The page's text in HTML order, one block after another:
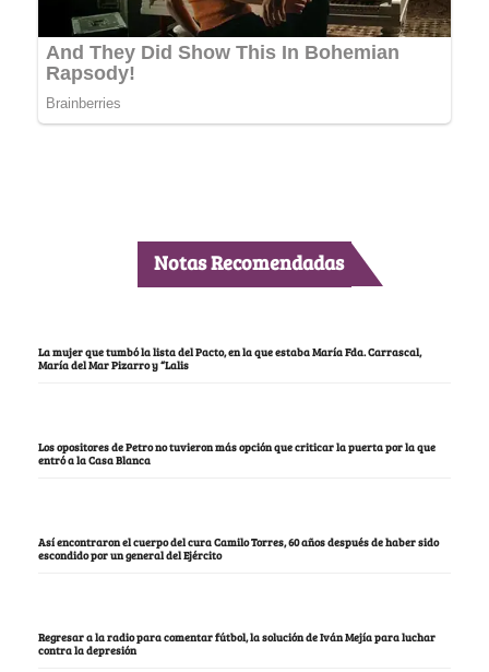
Notas Recomendadas
La mujer que tumbó la lista del Pacto, en la que estaba María Fda. Carrascal,
María del Mar Pizarro y “Lalis
Los opositores de Petro no tuvieron más opción que criticar la puerta por la que
entró a la Casa Blanca
Así encontraron el cuerpo del cura Camilo Torres, 60 años después de haber sido
escondido por un general del Ejército
Regresar a la radio para comentar fútbol, la solución de Iván Mejía para luchar
contra la depresión